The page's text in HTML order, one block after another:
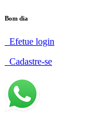
Bom dia
Efetue login
Cadastre-se